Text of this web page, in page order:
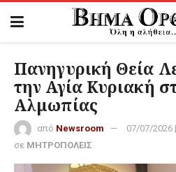
Πανηγυρική Θεία
την Αγία Κυριακή
Αλμωπίας
από Newsroom
07/07/2026
σε ΜΗΤΡΟΠΟΛΕΙΣ